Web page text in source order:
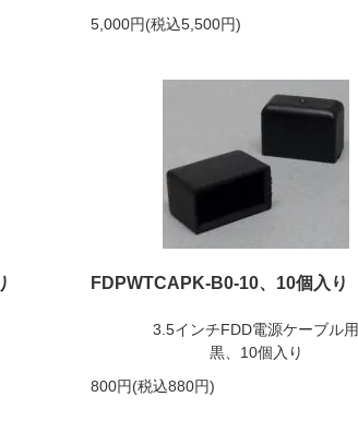
5,000円(税込5,500円)
FDPWTCAPK-B0-10、10個入り
3.5インチFDD電源ケーブル用
黒、10個入り
800円(税込880円)